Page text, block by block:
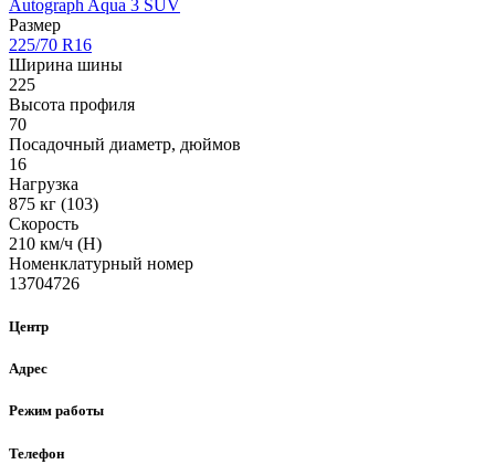
Autograph Aqua 3 SUV
Размер
225/70 R16
Ширина шины
225
Высота профиля
70
Посадочный диаметр, дюймов
16
Нагрузка
875 кг (103)
Скорость
210 км/ч (H)
Номенклатурный номер
13704726
Центр
Адрес
Режим работы
Телефон